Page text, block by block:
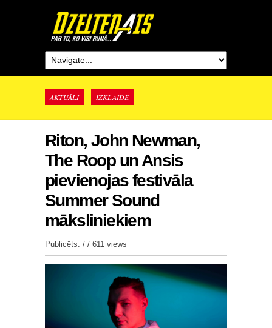
AKTUĀLI IZKLAIDE
Riton, John Newman,
The Roop un Ansis
pievienojas festivāla
Summer Sound
māksliniekiem
Publicēts: / / 611 views